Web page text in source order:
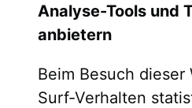
Analyse-Tools und
anbietern
Beim Besuch dieser
Surf-Verhalten